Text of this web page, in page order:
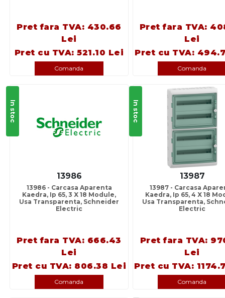
Pret fara TVA: 430.66
Lei
Pret cu TVA: 521.10 Lei
Comanda
Pret fara TVA:
Lei
Pret cu TVA:
Comanda
In stoc
13986
13986 - Carcasa Aparenta
Kaedra, Ip 65, 3 X 18 Module,
Usa Transparenta, Schneider
Electric
Pret fara TVA: 666.43
Lei
Pret cu TVA: 806.38 Lei
Comanda
In stoc
13987
13987 - Carcasa
Kaedra, Ip 65, 4 X 18
Usa Transparenta,
Electric
Pret fara TVA:
Lei
Pret cu TVA:
Comanda